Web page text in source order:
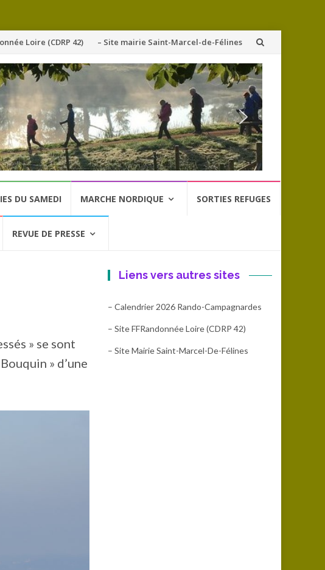
Loire (CDRP 42) – Site mairie Saint-Marcel-de-Félines
DU SAMEDI MARCHE NORDIQUE SORTIES REFUGES
REVUE DE PRESSE
» se sont
» d’une
Liens vers autres sites
– Calendrier 2026 Rando-Campagnardes
– Site FFRandonnée Loire (CDRP 42)
– Site Mairie Saint-Marcel-De-Félines